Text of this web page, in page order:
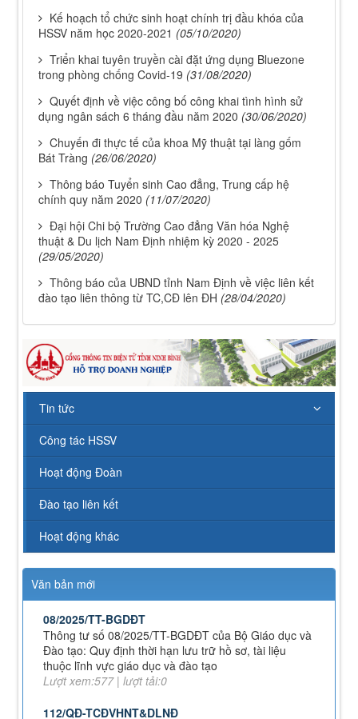
Kế hoạch tổ chức sinh hoạt chính trị đầu khóa của
HSSV năm học 2020-2021 (05/10/2020)
Triển khai tuyên truyền cài đặt ứng dụng Bluezone
trong phòng chống Covid-19 (31/08/2020)
Quyết định về việc công bố công khai tình hình sử
dụng ngân sách 6 tháng đầu năm 2020 (30/06/2020)
Chuyến đi thực tế của khoa Mỹ thuật tại làng gốm
Bát Tràng (26/06/2020)
Thông báo Tuyển sinh Cao đẳng, Trung cấp hệ
chính quy năm 2020 (11/07/2020)
Đại hội Chi bộ Trường Cao đẳng Văn hóa Nghệ
thuật & Du lịch Nam Định nhiệm kỳ 2020 - 2025
(29/05/2020)
Thông báo của UBND tỉnh Nam Định về việc liên kết
đào tạo liên thông từ TC,CĐ lên ĐH (28/04/2020)
Tin tức
Công tác HSSV
Hoạt động Đoàn
Đào tạo liên kết
Hoạt động khác
Văn bản mới
112/QĐ-TCĐVHNT&DLNĐ
Lượt xem:155 | lượt tải:111
43/KH-TCĐVHNT&DLNĐ
Kế hoạch chuyển đổi vị trí công tác năm 2026
Lượt xem:249 | lượt tải:154
238/2025/NĐ-CP
Quy định về chính sách học phí, miễn, giảm, hỗ trợ
học phí, hỗ trợ chi phí học tập và giá dịch vụ trong
lĩnh vực giáo dục, đào tạo
Lượt xem:353 | lượt tải:231
71-NQ/TW
Nghị quyết số 71-NQ/TWcủa Bộ Chính trị về đột phá
phát triển giáo dục và đào tạo
08/2025/TT-BGDĐT
Thông tư số 08/2025/TT-BGDĐT của Bộ Giáo dục và
Đào tạo: Quy định thời hạn lưu trữ hồ sơ, tài liệu
thuộc lĩnh vực giáo dục và đào tạo
Lượt xem:577 | lượt tải:0
112/QĐ-TCĐVHNT&DLNĐ
đẳng VHNT&DL Nam Định